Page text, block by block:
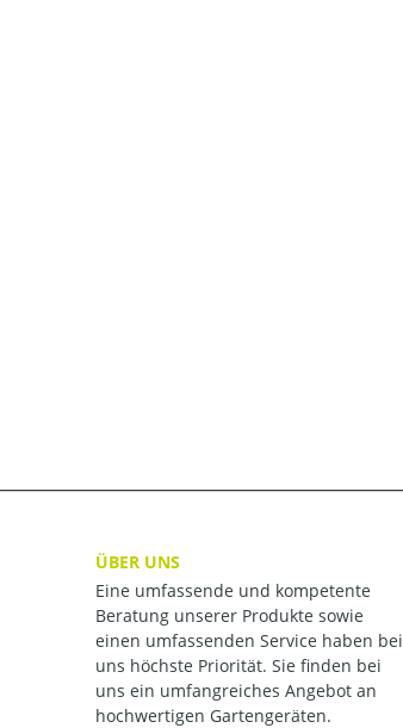
ÜBER UNS
Eine umfassende und kompetente
Beratung unserer Produkte sowie
einen umfassenden Service haben bei
uns höchste Priorität. Sie finden bei
uns ein umfangreiches Angebot an
hochwertigen Gartengeräten.